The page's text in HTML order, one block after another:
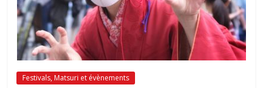
Festivals, Matsuri et évènements